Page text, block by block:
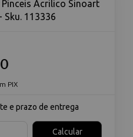
Pinceis Acrilico Sinoart
Sku. 113336
PIX
e prazo de entrega
Calcular